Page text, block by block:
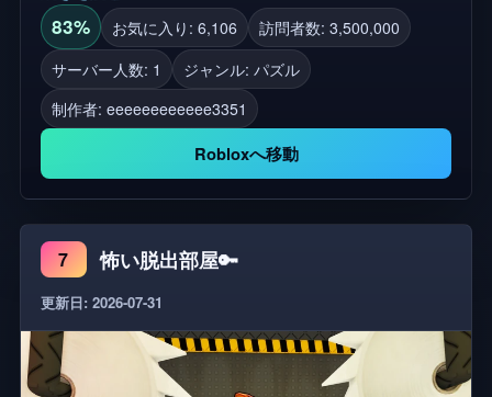
アセットはスケッチファブから取得されます 新しい
アップデート： マップ4を長くしました。 PCの操
作： W、A、S、Dで歩く。 マウスの左ボタンで左手
を撃つ。 右マウスで右手を撃つ。 Fで懐中電灯をオ
ンにします。 Vでブラックライトをオンにします。
Qまたは1,2,3,4,5,6で手を交換します。 Gは、アイテ
ムを持っている場合にアイテムをドロップします。
左シフトを長押ししてダッシュします。 モバイル用
の操作： ボタンをクリックします。 コンソールの
コントロール： いいえ、まだ追加されていません
83% お気に入り: 6,106
訪問者数: 3,500,000
サーバー人数: 1
ジャンル: パズル
制作者: eeeeeeeeeeee3351
Robloxへ移動
7 怖い脱出部屋🔑
更新日: 2026-07-31